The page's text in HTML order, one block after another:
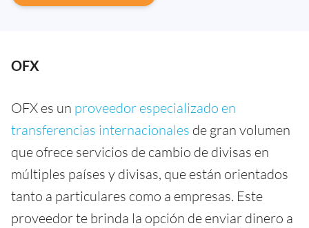
OFX
OFX es un proveedor especializado en
transferencias internacionales de gran volumen
que ofrece servicios de cambio de divisas en
múltiples países y divisas, que están orientados
tanto a particulares como a empresas. Este
proveedor te brinda la opción de enviar dinero a